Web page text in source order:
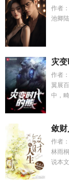
作者
池卿
灾
作者
翼展
中，
敛
作者
林雨
说本